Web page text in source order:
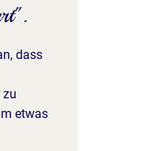
dass
etwas